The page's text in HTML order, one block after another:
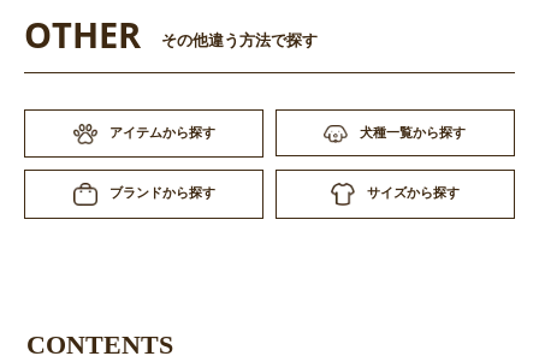
OTHER その他違う方法で探す
アイテムから探す 犬種一覧から探す
ブランドから探す サイズから探す
CONTENTS